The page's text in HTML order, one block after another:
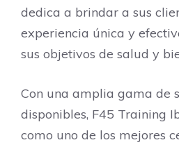
dedica a brindar a sus
experiencia única y
sus objetivos de salud y
Con una amplia gama de
disponibles, F45 Training
como uno de los mejores